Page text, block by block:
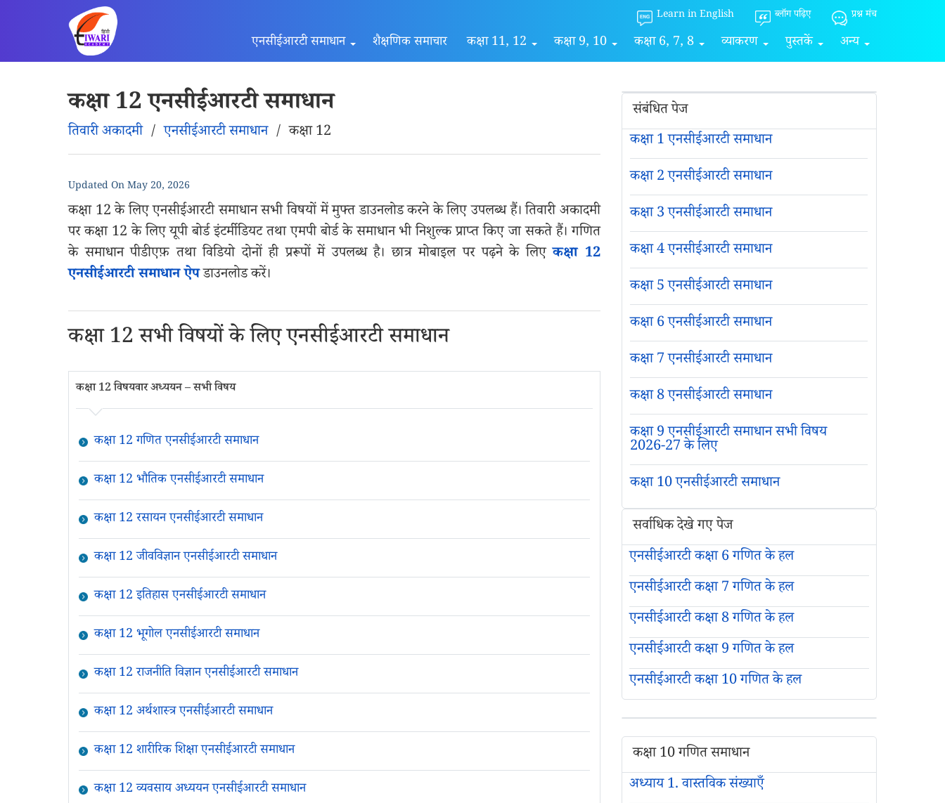
Learn in English ब्लॉग पढ़िए प्रश्न मंच
एनसीईआरटी समाधान शैक्षणिक समाचार कक्षा 11, 12 कक्षा 9, 10 कक्षा 6, 7, 8 व्याकरण पुस्तकें अन्य
कक्षा 12 एनसीईआरटी समाधान
तिवारी अकादमी/एनसीईआरटी समाधान/कक्षा 12
Updated OnMay 20, 2026
कक्षा 12 के लिए एनसीईआरटी समाधान सभी विषयों में मुफ्त डाउनलोड करने के लिए उपलब्ध हैं। तिवारी अकादमी
पर कक्षा 12 के लिए यूपी बोर्ड इंटर्मीडियट तथा एमपी बोर्ड के समाधान भी निशुल्क प्राप्त किए जा सकते हैं। गणित
के समाधान पीडीएफ़ तथा विडियो दोनों ही प्ररूपों में उपलब्ध है। छात्र मोबाइल पर पढ़ने के लिएकक्षा 12
एनसीईआरटी समाधान ऐपडाउनलोड करें।
कक्षा 12 सभी विषयों के लिए एनसीईआरटी समाधान
कक्षा 12 विषयवार अध्ययन – सभी विषय
कक्षा 12 गणित एनसीईआरटी समाधान
कक्षा 12 भौतिक एनसीईआरटी समाधान
कक्षा 12 रसायन एनसीईआरटी समाधान
कक्षा 12 जीवविज्ञान एनसीईआरटी समाधान
कक्षा 12 इतिहास एनसीईआरटी समाधान
कक्षा 12 भूगोल एनसीईआरटी समाधान
कक्षा 12 राजनीति विज्ञान एनसीईआरटी समाधान
कक्षा 12 अर्थशास्त्र एनसीईआरटी समाधान
कक्षा 12 शारीरिक शिक्षा एनसीईआरटी समाधान
कक्षा 12 व्यवसाय अध्ययन एनसीईआरटी समाधान
संबंधित पेज
कक्षा 1 एनसीईआरटी समाधान
कक्षा 2 एनसीईआरटी समाधान
कक्षा 3 एनसीईआरटी समाधान
कक्षा 4 एनसीईआरटी समाधान
कक्षा 5 एनसीईआरटी समाधान
कक्षा 6 एनसीईआरटी समाधान
कक्षा 7 एनसीईआरटी समाधान
कक्षा 8 एनसीईआरटी समाधान
कक्षा 9 एनसीईआरटी समाधान सभी विषय
2026-27 के लिए
कक्षा 10 एनसीईआरटी समाधान
सर्वाधिक देखे गए पेज
एनसीईआरटी कक्षा 6 गणित के हल
एनसीईआरटी कक्षा 7 गणित के हल
एनसीईआरटी कक्षा 8 गणित के हल
एनसीईआरटी कक्षा 9 गणित के हल
एनसीईआरटी कक्षा 10 गणित के हल
कक्षा 10 गणित समाधान
अध्याय 1. वास्तविक संख्याएँ